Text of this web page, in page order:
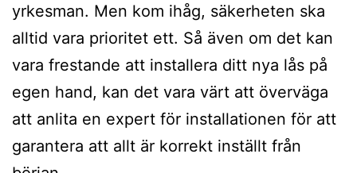
yrkesman. Men kom ihåg, säkerheten ska
alltid vara prioritet ett. Så även om det kan
vara frestande att installera ditt nya lås på
egen hand, kan det vara värt att överväga
att anlita en expert för installationen för att
garantera att allt är korrekt inställt från